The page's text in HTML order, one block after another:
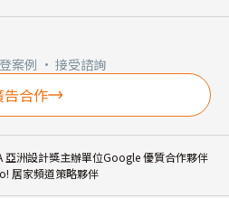
案例 · 接受諮詢
告合作
亞洲設計獎主辦單位Google 優質合作夥伴
居家頻道策略夥伴